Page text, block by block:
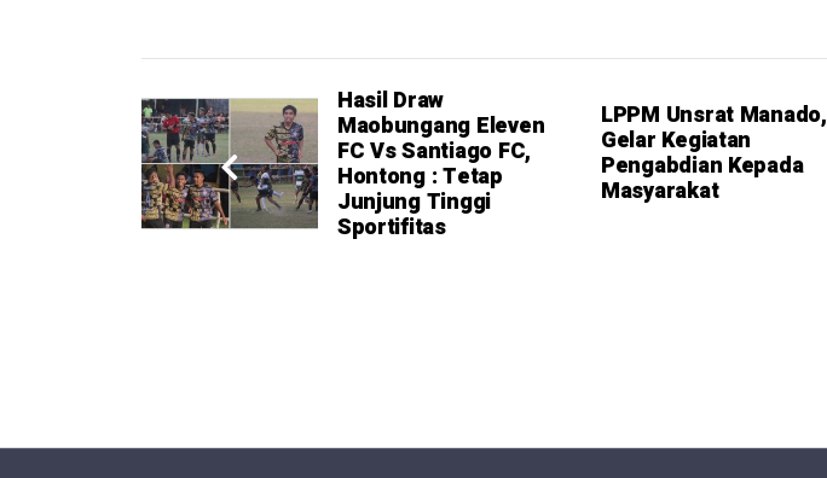
Hasil Draw
Maobungang Eleven
FC Vs Santiago FC,
Hontong : Tetap
Junjung Tinggi
Sportifitas
LPPM Unsrat Manado,
Gelar Kegiatan
Pengabdian Kepada
Masyarakat